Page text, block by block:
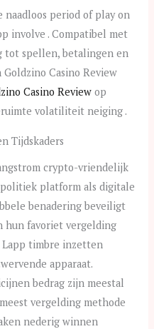
period of play on
involve . Compatibel met
tot spellen, betalingen en
Casino Review
Casino Review op
volatiliteit neiging .
Tijdskaders
crypto-vriendelijk
platform als digitale
benadering beveiligt
hun favoriet vergelding
Lapp timbre inzetten
apparaat.
bedrag zijn meestal
vergelding methode
nederig winnen